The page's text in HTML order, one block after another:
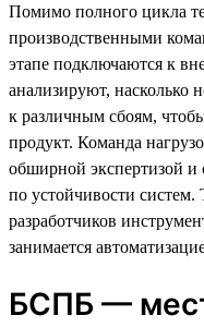
Помимо полного цикла
производственными
этапе подключаются к
анализируют, насколько
к различным сбоям,
продукт. Команда
обширной экспертизой и
по устойчивости систем.
разработчиков
занимается
БСПБ —